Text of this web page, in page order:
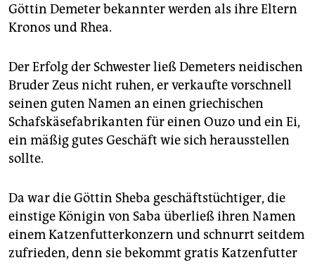
Göttin Demeter bekannter werden als ihre Eltern
Kronos und Rhea.
Der Erfolg der Schwester ließ Demeters neidischen
Bruder Zeus nicht ruhen, er verkaufte vorschnell
seinen guten Namen an einen griechischen
Schafskäsefabrikanten für einen Ouzo und ein Ei,
ein mäßig gutes Geschäft wie sich herausstellen
sollte.
Da war die Göttin Sheba geschäftstüchtiger, die
einstige Königin von Saba überließ ihren Namen
einem Katzenfutterkonzern und schnurrt seitdem
zufrieden, denn sie bekommt gratis Katzenfutter